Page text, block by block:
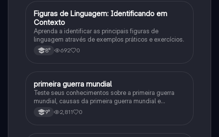
FPortuguês
Figuras de Linguagem: Identificando em
Contexto
Aprenda a identificar as principais figuras de
linguagem através de exemplos práticos e exercícios.
8° 692 0
História
primeira guerra mundial
Teste seus conhecimentos sobre a primeira guerra
mundial, causas da primeira guerra mundial e
consequências da Primeira Guerra Mundial, fases da
primeira guerra mundial
9° 2,811 0